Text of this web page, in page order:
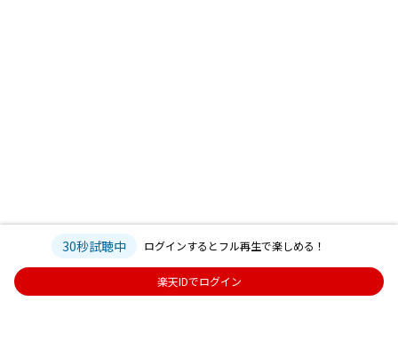
30秒試聴中 ログインするとフル再生で楽しめる！
楽天IDでログイン